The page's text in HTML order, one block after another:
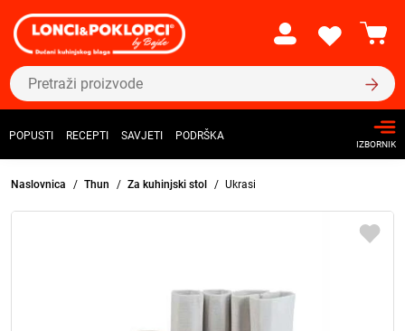
POPUSTI RECEPTI SAVJETI PODRŠKA
IZBORNIK
Naslovnica Thun Za kuhinjski stol Ukrasi